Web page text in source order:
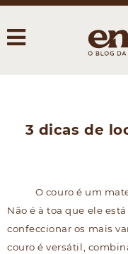
3 dicas de
O couro é um
Não é à toa que ele
confeccionar os mais
couro é versátil,